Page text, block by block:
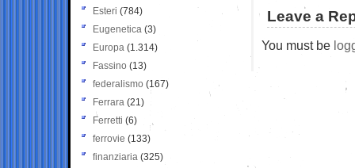
Leave a
You must be
Esteri (784)
Eugenetica (3)
Europa (1.314)
Fassino (13)
federalismo (167)
Ferrara (21)
Ferretti (6)
ferrovie (133)
finanziaria (325)